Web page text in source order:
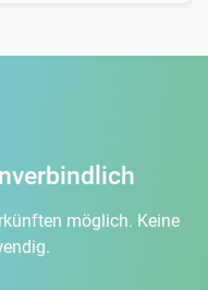
möglich. Keine